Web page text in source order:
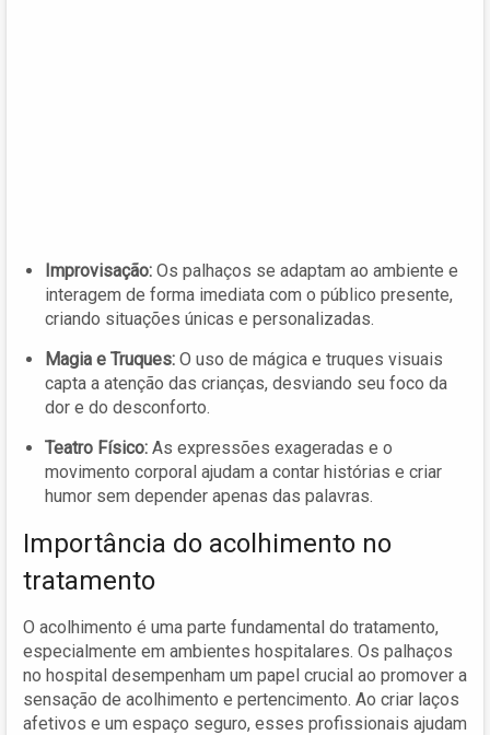
Improvisação: Os palhaços se adaptam ao ambiente e
interagem de forma imediata com o público presente,
criando situações únicas e personalizadas.
Magia e Truques: O uso de mágica e truques visuais
capta a atenção das crianças, desviando seu foco da
dor e do desconforto.
Teatro Físico: As expressões exageradas e o
movimento corporal ajudam a contar histórias e criar
humor sem depender apenas das palavras.
Importância do acolhimento no
tratamento
O acolhimento é uma parte fundamental do tratamento,
especialmente em ambientes hospitalares. Os palhaços
no hospital desempenham um papel crucial ao promover a
sensação de acolhimento e pertencimento. Ao criar laços
afetivos e um espaço seguro, esses profissionais ajudam